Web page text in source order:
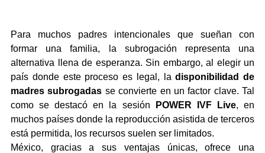
Para muchos padres intencionales que sueñan con
formar una familia, la subrogación representa una
alternativa llena de esperanza. Sin embargo, al elegir un
país donde este proceso es legal, la disponibilidad de
madres subrogadas se convierte en un factor clave. Tal
como se destacó en la sesión
POWER IVF Live, en
muchos países donde la reproducción asistida de terceros
está permitida, los recursos suelen ser limitados.
México, gracias a sus ventajas únicas, ofrece una